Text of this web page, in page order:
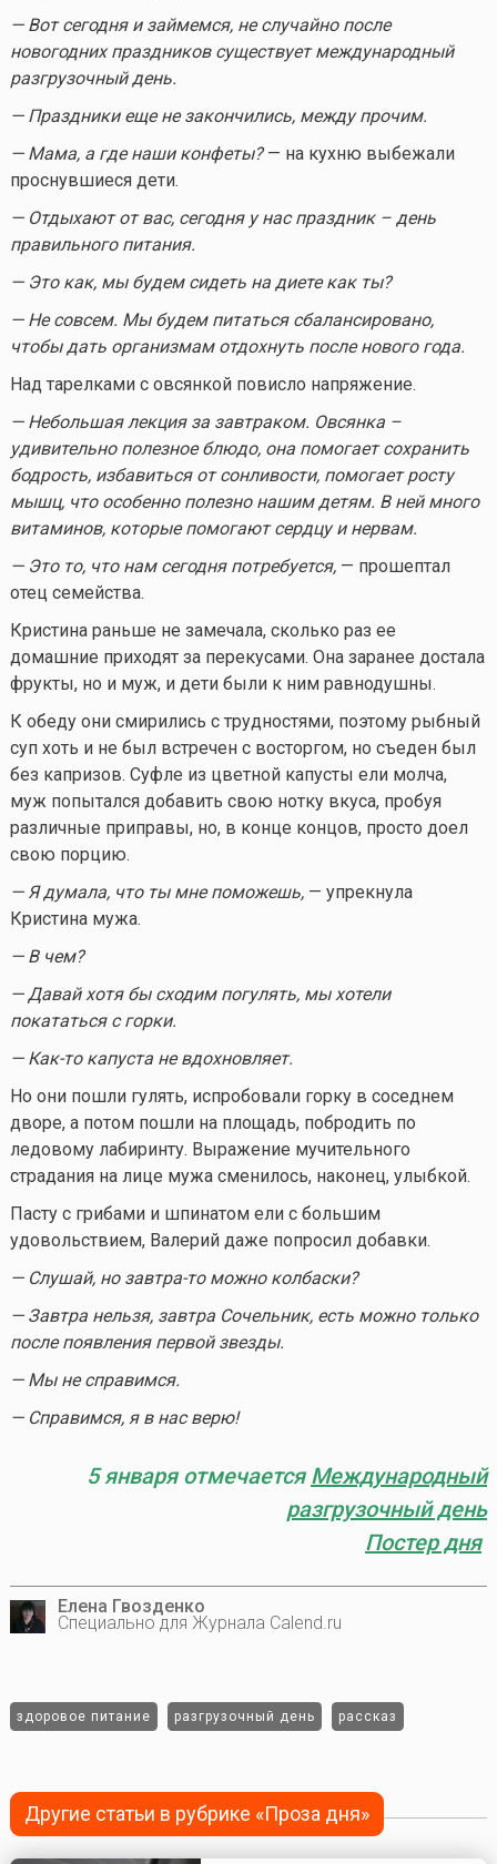
— Вот сегодня и займемся, не случайно после
новогодних праздников существует международный
разгрузочный день.
— Праздники еще не закончились, между прочим.
— Мама, а где наши конфеты?— на кухню выбежали
проснувшиеся дети.
— Отдыхают от вас, сегодня у нас праздник – день
правильного питания.
— Это как, мы будем сидеть на диете как ты?
— Не совсем. Мы будем питаться сбалансировано,
чтобы дать организмам отдохнуть после нового года.
Над тарелками с овсянкой повисло напряжение.
— Небольшая лекция за завтраком. Овсянка –
удивительно полезное блюдо, она помогает сохранить
бодрость, избавиться от сонливости, помогает росту
мышц, что особенно полезно нашим детям. В ней много
витаминов, которые помогают сердцу и нервам.
— Это то, что нам сегодня потребуется,— прошептал
отец семейства.
Кристина раньше не замечала, сколько раз ее
домашние приходят за перекусами. Она заранее достала
фрукты, но и муж, и дети были к ним равнодушны.
К обеду они смирились с трудностями, поэтому рыбный
суп хоть и не был встречен с восторгом, но съеден был
без капризов. Суфле из цветной капусты ели молча,
муж попытался добавить свою нотку вкуса, пробуя
различные приправы, но, в конце концов, просто доел
свою порцию.
— Я думала, что ты мне поможешь,— упрекнула
Кристина мужа.
— В чем?
— Давай хотя бы сходим погулять, мы хотели
покататься с горки.
— Как-токапуста не вдохновляет.
Но они пошли гулять, испробовали горку в соседнем
дворе, а потом пошли на площадь, побродить по
ледовому лабиринту. Выражение мучительного
страдания на лице мужа сменилось, наконец, улыбкой.
Пасту с грибами и шпинатом ели с большим
удовольствием, Валерий даже попросил добавки.
— Слушай, но завтра-томожно колбаски?
— Завтра нельзя, завтра Сочельник, есть можно только
после появления первой звезды.
— Мы не справимся.
— Справимся, я в нас верю!
5 января отмечаетсяМеждународный
разгрузочный день
Постер дня
Елена Гвозденко
Специально для Журнала Calend.ru
здоровое питание разгрузочный день рассказ
Другие статьи в рубрике «Проза дня»